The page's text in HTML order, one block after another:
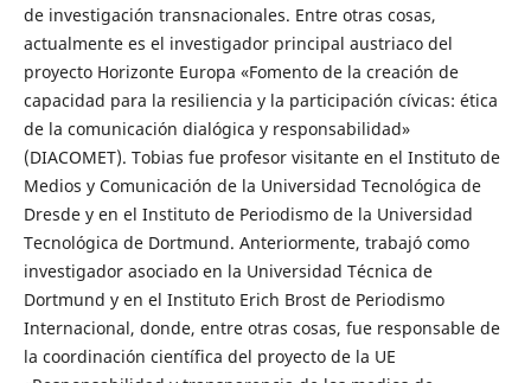
de investigación transnacionales. Entre otras cosas,
actualmente es el investigador principal austriaco del
proyecto Horizonte Europa «Fomento de la creación de
capacidad para la resiliencia y la participación cívicas: ética
de la comunicación dialógica y responsabilidad»
(DIACOMET). Tobias fue profesor visitante en el Instituto de
Medios y Comunicación de la Universidad Tecnológica de
Dresde y en el Instituto de Periodismo de la Universidad
Tecnológica de Dortmund. Anteriormente, trabajó como
investigador asociado en la Universidad Técnica de
Dortmund y en el Instituto Erich Brost de Periodismo
Internacional, donde, entre otras cosas, fue responsable de
la coordinación científica del proyecto de la UE